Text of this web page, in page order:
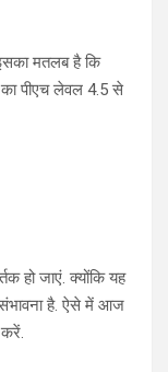
मतलब है कि
का पीएच लेवल 4.5 से
हो जाएं. क्योंकि यह
संभावना है. ऐसे में आज